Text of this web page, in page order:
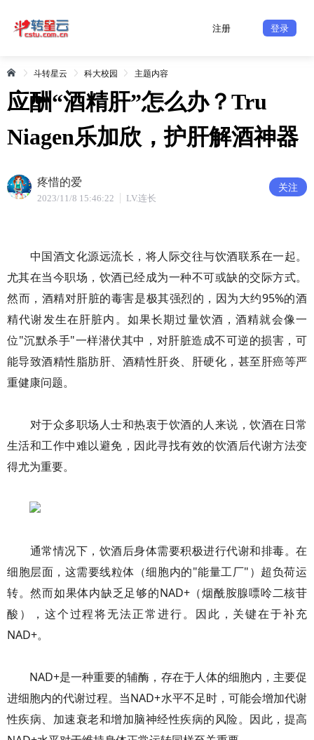
注册 登录
斗转星云 科大校园 主题内容
应酬“酒精肝”怎么办？Tru
Niagen乐加欣，护肝解酒神器
疼惜的爱
2023/11/8 15:46:22 LV.连长
关注
中国酒文化源远流长，将人际交往与饮酒联系在一起。
尤其在当今职场，饮酒已经成为一种不可或缺的交际方式。
然而，酒精对肝脏的毒害是极其强烈的，因为大约95%的酒
精代谢发生在肝脏内。如果长期过量饮酒，酒精就会像一
位"沉默杀手"一样潜伏其中，对肝脏造成不可逆的损害，可
能导致酒精性脂肪肝、酒精性肝炎、肝硬化，甚至肝癌等严
重健康问题。
对于众多职场人士和热衷于饮酒的人来说，饮酒在日常
生活和工作中难以避免，因此寻找有效的饮酒后代谢方法变
得尤为重要。
通常情况下，饮酒后身体需要积极进行代谢和排毒。在
细胞层面，这需要线粒体（细胞内的"能量工厂"）超负荷运
转。然而如果体内缺乏足够的NAD+（烟酰胺腺嘌呤二核苷
酸），这个过程将无法正常进行。因此，关键在于补充
NAD+。
NAD+是一种重要的辅酶，存在于人体的细胞内，主要促
进细胞内的代谢过程。当NAD+水平不足时，可能会增加代谢
性疾病、加速衰老和增加脑神经性疾病的风险。因此，提高